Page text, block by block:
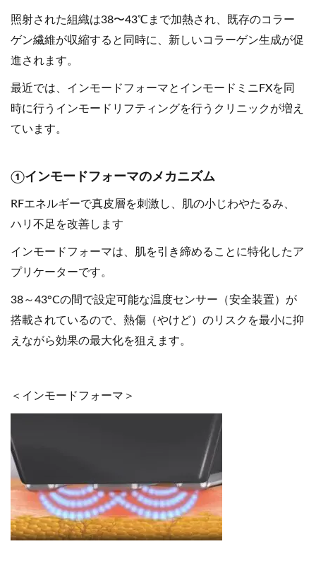
照射された組織は38〜43℃まで加熱され、既存のコラー
ゲン繊維が収縮すると同時に、新しいコラーゲン生成が促
進されます。
最近では、インモードフォーマとインモードミニFXを同
時に行うインモードリフティングを行うクリニックが増え
ています。
①インモードフォーマのメカニズム
RFエネルギーで真皮層を刺激し、肌の小じわやたるみ、
ハリ不足を改善します
インモードフォーマは、肌を引き締めることに特化したア
プリケーターです。
38～43°Cの間で設定可能な温度センサー（安全装置）が
搭載されているので、熱傷（やけど）のリスクを最小に抑
えながら効果の最大化を狙えます。
＜インモードフォーマ＞